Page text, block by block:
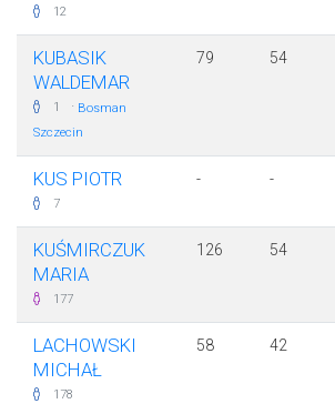
12
KUBASIK
WALDEMAR
1 · Bosman
Szczecin
79 54
KUS PIOTR
7
- -
KUŚMIRCZUK
MARIA
177
126 54
LACHOWSKI
MICHAŁ
178
58 42